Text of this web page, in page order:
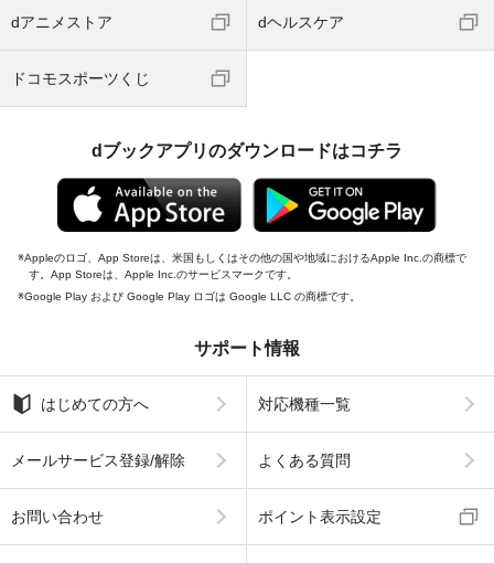
dアニメストア dヘルスケア
ドコモスポーツくじ
dブックアプリのダウンロードはコチラ
Appleのロゴ、App Storeは、米国もしくはその他の国や地域におけるApple Inc.の商標で
す。App Storeは、Apple Inc.のサービスマークです。
Google Play および Google Play ロゴは Google LLC の商標です。
サポート情報
はじめての方へ 対応機種一覧
メールサービス登録/解除 よくある質問
お問い合わせ ポイント表示設定